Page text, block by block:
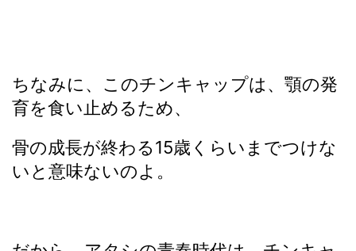
ちなみに、このチンキャップは、顎の発
育を食い止めるため、
骨の成長が終わる15歳くらいまでつけな
いと意味ないのよ。